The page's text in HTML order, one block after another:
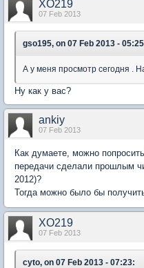
XO219
07 Feb 2013
gso195, on 07 Feb 2013 -
А у меня просмотр сегодня .
Ну как у вас?
ankiy
07 Feb 2013
Как думаете, можно
передачи сделали прошлым
2012)?
Тогда можно было бы
XO219
07 Feb 2013
cyto, on 07 Feb 2013 - 07:23: